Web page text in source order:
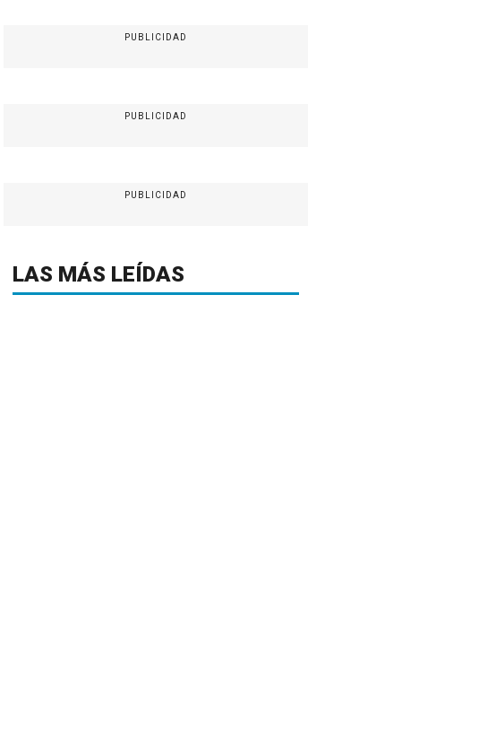
PUBLICIDAD
PUBLICIDAD
PUBLICIDAD
LAS MÁS LEÍDAS